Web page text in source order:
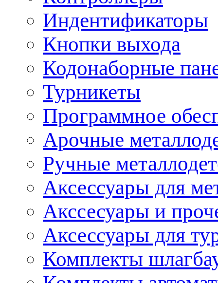
Индентификаторы
Кнопки выхода
Кодонаборные
Турникеты
Программное
Арочные
Ручные
Аксессуары для
Акссесуары и
Аксессуары для
Комплекты